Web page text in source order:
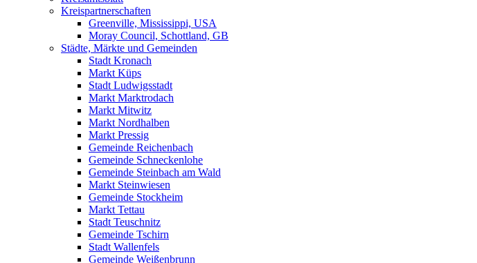
Kreispartnerschaften
Greenville, Mississippi, USA
Moray Council, Schottland, GB
Städte, Märkte und Gemeinden
Stadt Kronach
Markt Küps
Stadt Ludwigsstadt
Markt Marktrodach
Markt Mitwitz
Markt Nordhalben
Markt Pressig
Gemeinde Reichenbach
Gemeinde Schneckenlohe
Gemeinde Steinbach am Wald
Markt Steinwiesen
Gemeinde Stockheim
Markt Tettau
Stadt Teuschnitz
Gemeinde Tschirn
Stadt Wallenfels
Gemeinde Weißenbrunn